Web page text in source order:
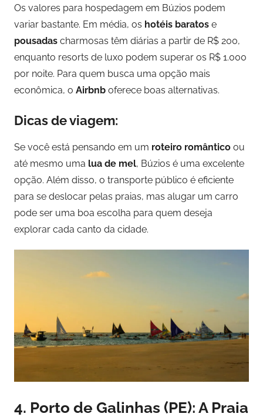
Os valores para hospedagem em Búzios podem
variar bastante. Em média, os hotéis baratos e
pousadas charmosas têm diárias a partir de R$ 200,
enquanto resorts de luxo podem superar os R$ 1.000
por noite. Para quem busca uma opção mais
econômica, o Airbnb oferece boas alternativas.
Dicas de viagem:
Se você está pensando em um roteiro romântico ou
até mesmo uma lua de mel, Búzios é uma excelente
opção. Além disso, o transporte público é eficiente
para se deslocar pelas praias, mas alugar um carro
pode ser uma boa escolha para quem deseja
explorar cada canto da cidade.
4. Porto de Galinhas (PE): A Praia